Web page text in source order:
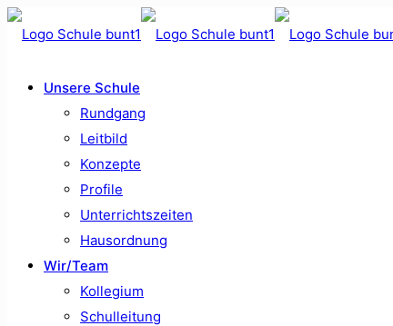
Unsere Schule
Rundgang
Leitbild
Konzepte
Profile
Unterrichtszeiten
Hausordnung
Wir/Team
Kollegium
Schulleitung